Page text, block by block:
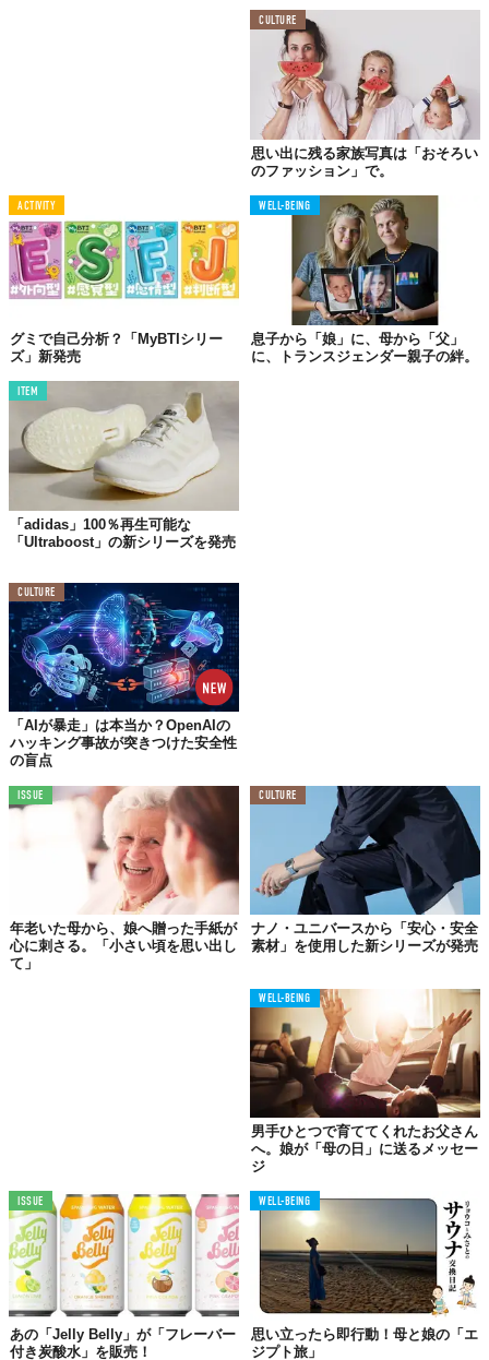
髪質の違う母と娘、共通のニーズに応える
この新シリーズ開発の背景には、花王が実施したシャンプーの使
調査によると、小学生の娘と母親の約7割がシャンプーを共有して
おり、個別に使用している場合でも半数以上が「共有したい」と
一方で、「親子で髪質や仕上がりの好みは違うが、髪のまとまり
を良くしたい点は同じ」「大人の髪でも納得できるものを一緒に
使いたい」といった声も寄せられ、状態の異なる母娘双方の髪に
対応できる機能が求められていることがわかった。
『Osolo』は、こうしたニーズに応え、“大人になっていく娘と、
母のための、おそろいシャンプー”をコンセプトに開発された。
美髪成分「脂質」に着目した処方
『Osolo』は、髪のなめらかさやまとまりに重要な役割を担う美
髪成分「脂質」に着目。
カラーや熱でダメージを受けた大人の髪と、細く絡まりやすい子
供の髪、そのどちらにもアプローチするという。
トフォーム技術」を採用。
コンディショナーには、髪の内側と表面を同時に補修する
「Osoloリペア処方」が用いられているとのこと。
香りは、親子で同じ香りをまとえるようにと、ガーデニア＆サボ
ンの香りが採用された。
© 花王株式会社
CULTURE
思い出に残る家族写真は「おそろい
のファッション」で。
ACTIVITY
グミで自己分析？「MyBTIシリー
ズ」新発売
WELL-BEING
息子から「娘」に、母から「父」
に、トランスジェンダー親子の絆。
ITEM
「adidas」100％再生可能な
「Ultraboost」の新シリーズを発売
CULTURE
「AIが暴走」は本当か？OpenAIの
ハッキング事故が突きつけた安全性
の盲点
ISSUE
年老いた母から、娘へ贈った手紙が
心に刺さる。「小さい頃を思い出し
て」
CULTURE
ナノ・ユニバースから「安心・安全
素材」を使用した新シリーズが発売
WELL-BEING
男手ひとつで育ててくれたお父さん
へ。娘が「母の日」に送るメッセー
ジ
ISSUE
あの「Jelly Belly」が「フレーバー
付き炭酸水」を販売！
WELL-BEING
思い立ったら即行動！母と娘の「エ
ジプト旅」